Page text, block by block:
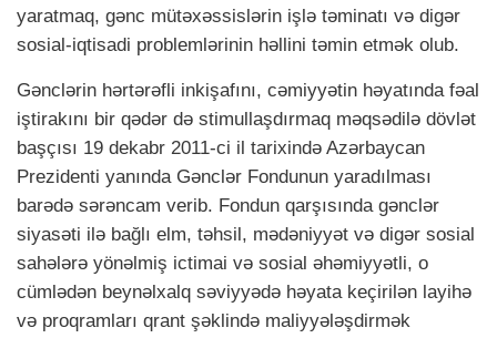
yaratmaq, gənc mütəxəssislərin işlə təminatı və digər
sosial-iqtisadi problemlərinin həllini təmin etmək olub.
Gənclərin hərtərəfli inkişafını, cəmiyyətin həyatında fəal
iştirakını bir qədər də stimullaşdırmaq məqsədilə dövlət
başçısı 19 dekabr 2011-ci il tarixində Azərbaycan
Prezidenti yanında Gənclər Fondunun yaradılması
barədə sərəncam verib. Fondun qarşısında gənclər
siyasəti ilə bağlı elm, təhsil, mədəniyyət və digər sosial
sahələrə yönəlmiş ictimai və sosial əhəmiyyətli, o
cümlədən beynəlxalq səviyyədə həyata keçirilən layihə
və proqramları qrant şəklində maliyyələşdirmək